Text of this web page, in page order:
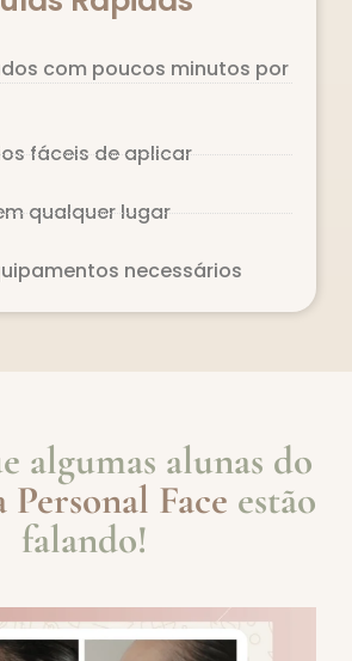
com poucos minutos por
fáceis de aplicar
qualquer lugar
necessários
algumas alunas do
Face estão
falando!